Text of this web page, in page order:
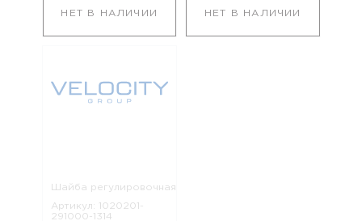
НЕТ В НАЛИЧИИ НЕТ В НАЛИЧИИ
Шайба регулировочная
Артикул: 1020201-
291000-1314